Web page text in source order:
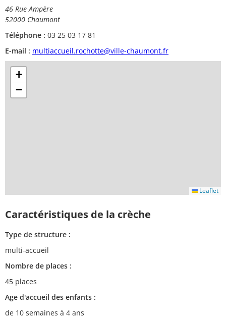
46 Rue Ampère
52000 Chaumont
Téléphone : 03 25 03 17 81
E-mail : multiaccueil.rochotte@ville-chaumont.fr
+
−
Leaflet
Caractéristiques de la crèche
Type de structure :
multi-accueil
Nombre de places :
45 places
Age d'accueil des enfants :
de 10 semaines à 4 ans